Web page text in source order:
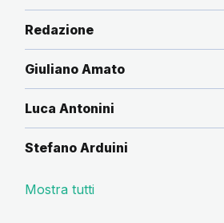
Redazione
Giuliano Amato
Luca Antonini
Stefano Arduini
Mostra tutti